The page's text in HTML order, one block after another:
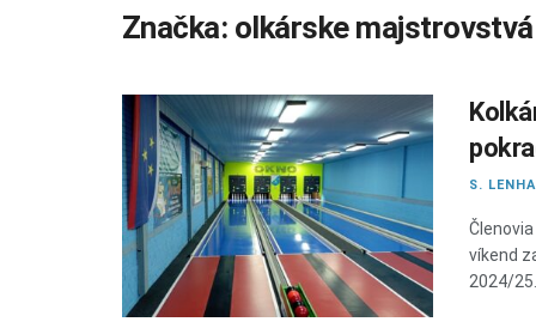
Značka: olkárske majstrovstvá
S.
víkend
2024/25.